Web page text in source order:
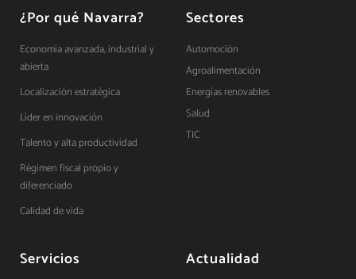
¿Por qué Navarra?
Economía avanzada, industrial y
abierta
Localización estratégica
Líder en innovación
Talento y alta productividad
Régimen fiscal propio y
diferenciado
Calidad de vida
Sectores
Automoción
Agroalimentación
Energías renovables
Salud
TIC
Servicios Actualidad